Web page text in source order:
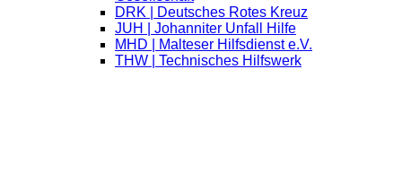
DRK | Deutsches Rotes Kreuz
JUH | Johanniter Unfall Hilfe
MHD | Malteser Hilfsdienst e.V.
THW | Technisches Hilfswerk